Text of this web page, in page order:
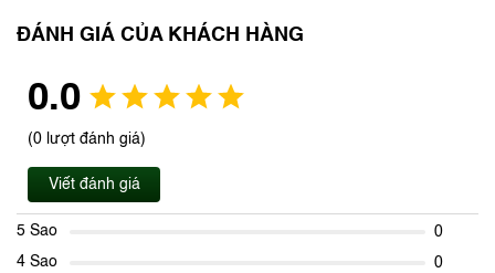
ĐÁNH GIÁ CỦA KHÁCH HÀNG
0.0
(0 lượt đánh giá)
Viết đánh giá
5 Sao
0
4 Sao
0